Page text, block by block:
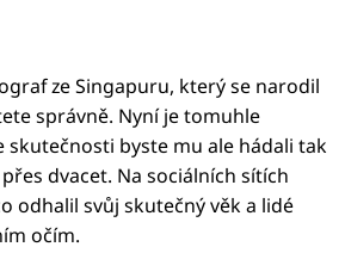
ze Singapuru, který se narodil
správně. Nyní je tomuhle
skutečnosti byste mu ale hádali tak
dvacet. Na sociálních sítích
odhalil svůj skutečný věk a lidé
očím.